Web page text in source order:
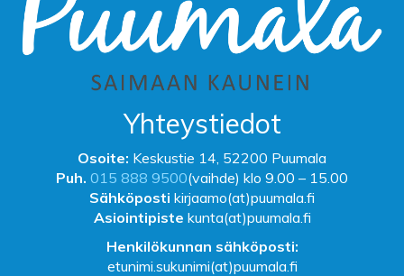
Yhteystiedot
Osoite: Keskustie 14, 52200 Puumala
Puh. 015 888 9500(vaihde) klo 9.00 – 15.00
Sähköposti kirjaamo(at)puumala.fi
Asiointipiste kunta(at)puumala.fi
Henkilökunnan sähköposti:
etunimi.sukunimi(at)puumala.fi